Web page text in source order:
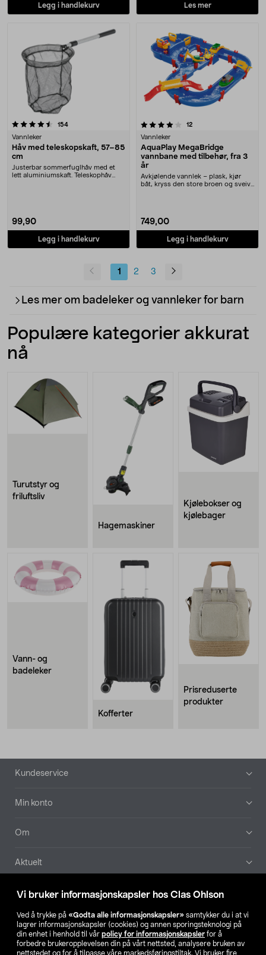
Vi bruker informasjonskapsler hos Clas Ohlson
Ved å trykke på «Godta alle informasjonskapsler» samtykker du i at vi
lagrer informasjonskapsler (cookies) og annen sporingsteknologi på
din enhet i henhold til vår policy for informasjonskapsler for å
forbedre brukeropplevelsen din på vårt nettsted, analysere bruken av
nettstedet og for å tilpasse våre markedsføringstiltak. Vi bruker fire
Legg i handlekurv Les mer
154anmeldelser
Vannleker
Håv med teleskopskaft, 57–85
cm
Justerbar sommerfuglhåv med et
lett aluminiumskaft. Teleskophåv
99,90
Legg i handlekurv
4.0 av 5 stjerner 12anmeldelser
Vannleker
AquaPlay MegaBridge
vannbane med tilbehør, fra 3
år
Avkjølende vannlek – plask, kjør
båt, kryss den store broen og sveiv
749,00
Legg i handlekurv
1 2 3
Les mer om badeleker og vannleker for barn
Populære kategorier akkurat
nå
Turutstyr og
friluftsliv
Hagemaskiner
Kjølebokser og
kjølebager
Vann- og
badeleker
Kofferter
Prisreduserte
produkter
Bunntekst
Kundeservice
Min konto
Om
Aktuelt
Våre selskaper
Finn din butikk
SE NO FI